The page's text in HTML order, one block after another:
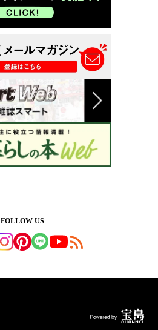
FOLLOW US